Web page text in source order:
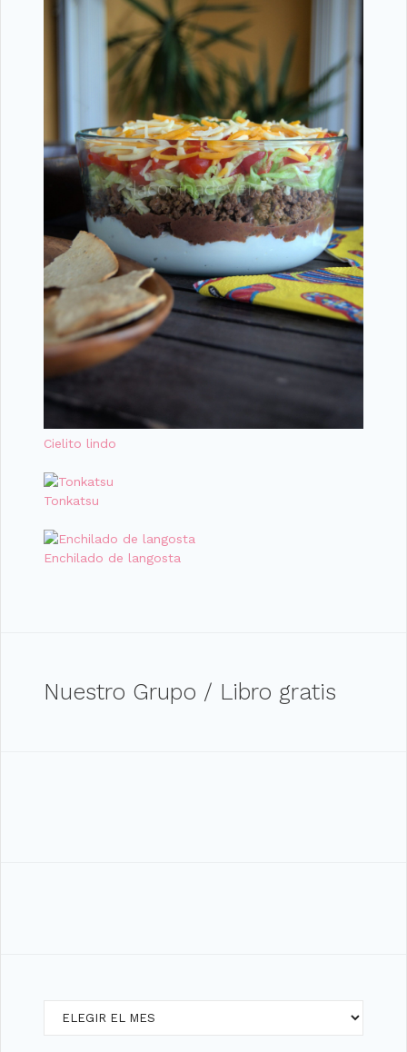
Cielito lindo
Tonkatsu
Enchilado de langosta
Nuestro Grupo / Libro gratis